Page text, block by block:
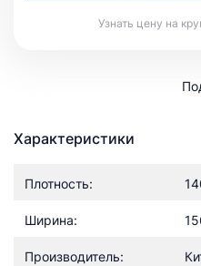
Узнать цену на
Характеристики
Плотность:
Ширина:
Производитель: